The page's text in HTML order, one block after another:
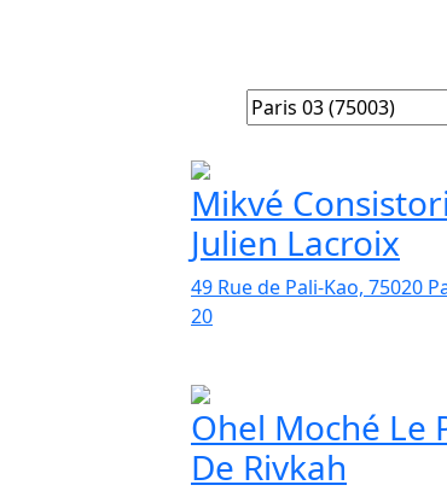
Mikvé
Julien Lacroix
49 Rue de Pali-Kao, 75020
20
Ohel Moché Le
De Rivkah